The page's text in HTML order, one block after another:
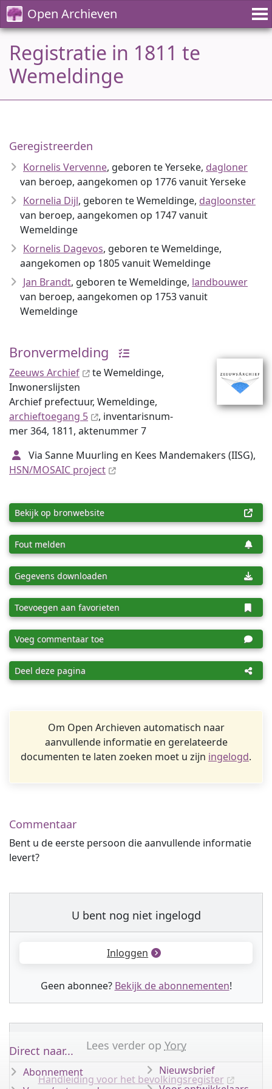
Open Archieven
Registratie in 1811 te
Wemeldinge
Geregistreerden
Kornelis Vervenne, geboren te Yerseke, dagloner
van beroep, aangekomen op 1776 vanuit Yerseke
Kornelia Dijl, geboren te Wemeldinge, dagloonster
van beroep, aangekomen op 1747 vanuit
Wemeldinge
Kornelis Dagevos, geboren te Wemeldinge,
aangekomen op 1805 vanuit Wemeldinge
Jan Brandt, geboren te Wemeldinge, landbouwer
van beroep, aangekomen op 1753 vanuit
Wemeldinge
Bronvermelding
Zeeuws Archief
te Wemeldinge,
Inwonerslijsten
Archief prefectuur, Wemeldinge,
archieftoegang 5
, inventaris­num­
mer 364, 1811, aktenummer 7
Via Sanne Muurling en Kees Mandemakers (IISG),
HSN/MOSAIC project
Bekijk op bronwebsite
Fout melden
Gegevens downloaden
Toevoegen aan favorieten
Voeg commentaar toe
Deel deze pagina
Om Open Archieven automatisch naar
aanvullende informatie en gerelateerde
documenten te laten zoeken moet u zijn ingelogd.
Commentaar
Bent u de eerste persoon die aanvullende informatie
levert?
U bent nog niet ingelogd
Inloggen
Geen abonnee? Bekijk de abonnementen!
Lees verder op Yory
Handleiding voor het bevolkingsregister
Direct naar...
Abonnement
Nieuwsbrief